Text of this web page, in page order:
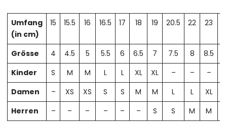
Umfang
(in cm)
15 15.5 16 16.5 17 18 19 20.5 22 23
Grösse 4 4.5 5 5.5 6 6.5 7 7.5 8 8.5
Kinder
S M M L L XL XL – – –
Damen
– XS XS S S M M L L XL
Herren
– – – – – – S S M M